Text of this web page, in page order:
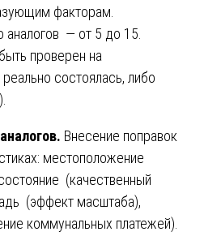
факторам.
аналогов — от 5 до 15.
проверен на
состоялась, либо
Внесение поправок
местоположение
(качественный
(эффект масштаба),
коммунальных платежей).